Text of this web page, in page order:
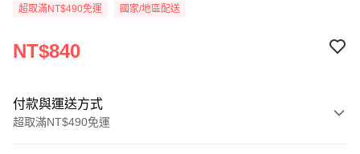
超取滿NT$490免運 國家/地區配送
NT$840
付款與運送方式
超取滿NT$490免運